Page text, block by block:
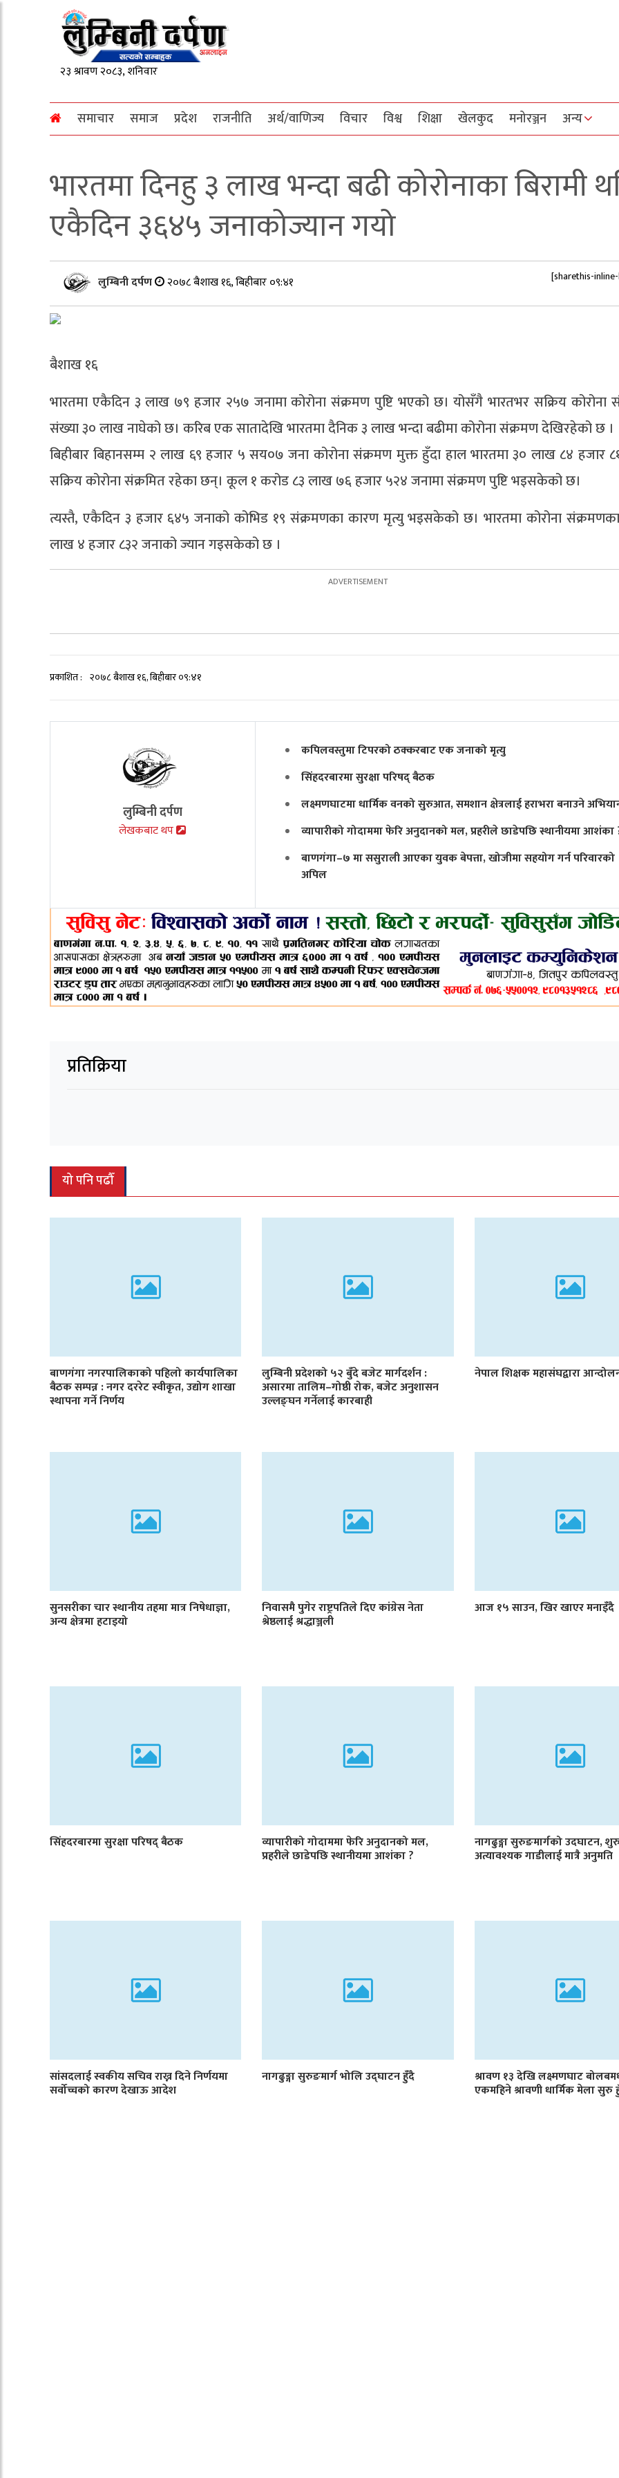
समाचार समाज प्रदेश राजनीति अर्थ/वाणिज्य विचार विश्व शिक्षा खेलकुद मनोरञ्जन अन्य
भारतमा दिनहु ३ लाख भन्दा बढी कोरोनाका बिरामी
एकैदिन ३६४५ जनाकोज्यान गयो
लुम्बिनी दर्पण २०७८ बैशाख १६, बिहीबार ०९:४१ [sharethis-
बैशाख १६
भारतमा एकैदिन ३ लाख ७९ हजार २५७ जनामा कोरोना संक्रमण पुष्टि भएको छ। योसँगै भारतभर सक्रिय कोरोना
संख्या ३० लाख नाघेको छ। करिब एक सातादेखि भारतमा दैनिक ३ लाख भन्दा बढीमा कोरोना संक्रमण देखिरहेको छ ।
बिहीबार बिहानसम्म २ लाख ६९ हजार ५ सय०७ जना कोरोना संक्रमण मुक्त हुँदा हाल भारतमा ३० लाख ८४ हजार
सक्रिय कोरोना संक्रमित रहेका छन्। कूल १ करोड ८३ लाख ७६ हजार ५२४ जनामा संक्रमण पुष्टि भइसकेको छ।
त्यस्तै, एकैदिन ३ हजार ६४५ जनाको कोभिड १९ संक्रमणका कारण मृत्यु भइसकेको छ। भारतमा कोरोना
लाख ४ हजार ८३२ जनाको ज्यान गइसकेको छ ।
प्रकाशित : २०७८ बैशाख १६, बिहीबार ०९:४१
लुम्बिनी दर्पण
लेखकबाट थप
कपिलवस्तुमा टिपरको ठक्करबाट एक जनाको मृत्यु
सिंहदरबारमा सुरक्षा परिषद् बैठक
लक्ष्मणघाटमा धार्मिक वनको सुरुआत, समशान क्षेत्रलाई हराभरा बनाउने
व्यापारीको गोदाममा फेरि अनुदानको मल, प्रहरीले छाडेपछि स्थानीयमा आशंका
बाणगंगा–७ मा ससुराली आएका युवक बेपत्ता, खोजीमा सहयोग गर्न परिवारको
अपिल
प्रतिक्रिया
यो पनि पढौँ
बाणगंगा नगरपालिकाको पहिलो कार्यपालिका
बैठक सम्पन्न : नगर दररेट स्वीकृत, उद्योग शाखा
स्थापना गर्ने निर्णय
लुम्बिनी प्रदेशको ५२ बुँदे बजेट मार्गदर्शन :
असारमा तालिम–गोष्ठी रोक, बजेट अनुशासन
उल्लङ्घन गर्नेलाई कारबाही
नेपाल शिक्षक महासंघद्वारा
सुनसरीका चार स्थानीय तहमा मात्र निषेधाज्ञा,
अन्य क्षेत्रमा हटाइयो
निवासमै पुगेर राष्ट्रपतिले दिए कांग्रेस नेता
श्रेष्ठलाई श्रद्धाञ्जली
आज १५ साउन, खिर खाएर मनाइँदै
सिंहदरबारमा सुरक्षा परिषद् बैठक व्यापारीको गोदाममा फेरि अनुदानको मल,
प्रहरीले छाडेपछि स्थानीयमा आशंका ?
नागढुङ्गा सुरुङमार्गको उदघाटन,
अत्यावश्यक गाडीलाई मात्रै अनुमति
सांसदलाई स्वकीय सचिव राख्न दिने निर्णयमा
सर्वोच्चको कारण देखाऊ आदेश
नागढुङ्गा सुरुङमार्ग भोलि उद्घाटन हुँदै श्रावण १३ देखि लक्ष्मणघाट
एकमहिने श्रावणी धार्मिक मेला सुरु